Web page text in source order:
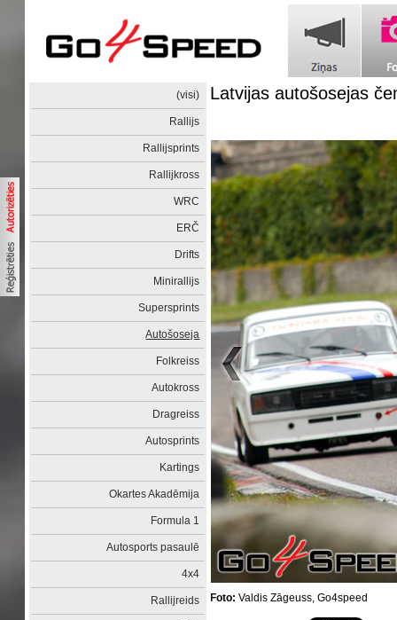
(visi)
Rallijs
Rallijsprints
Rallijkross
WRC
ERČ
Drifts
Minirallijs
Supersprints
Autošoseja
Folkreiss
Autokross
Dragreiss
Autosprints
Kartings
Okartes Akadēmija
Formula 1
Autosports pasaulē
4x4
Rallijreids
Latvijas autošosejas
Foto: Valdis Zāgeuss, Go4speed